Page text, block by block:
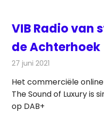
VIB Radio van
de Achterhoek
27 juni 2021
Het commerciële
The Sound of Luxury is
op DAB+